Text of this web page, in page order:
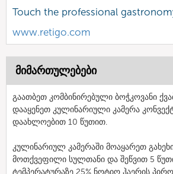
Touch the professional
www.retigo.com
მიმართულებები
გაათბეთ კომბინირებული ბოჭკოვანი
დააყენეთ კულინარიული კამერა
დაახლოებით 10 წუთით.
კულინარიულ კამერაში მოაყარეთ
მოთქვეფილი სულთანი და შეწვით 5
ტემპერატურაზე 25% ნოტიო ჰაერის